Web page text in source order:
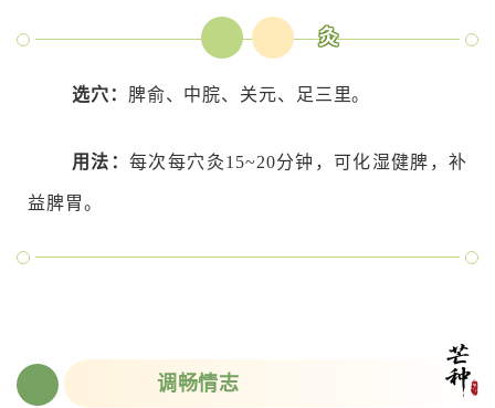
灸
选穴： 脾俞、中脘、关元、足三里。
用法：每次每穴灸15~20分钟，可化湿健脾，补
益脾胃。
调畅情志